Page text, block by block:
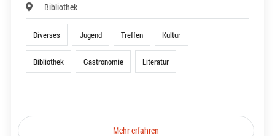
Bibliothek
Diverses Jugend Treffen Kultur
Bibliothek Gastronomie Literatur
Mehr erfahren